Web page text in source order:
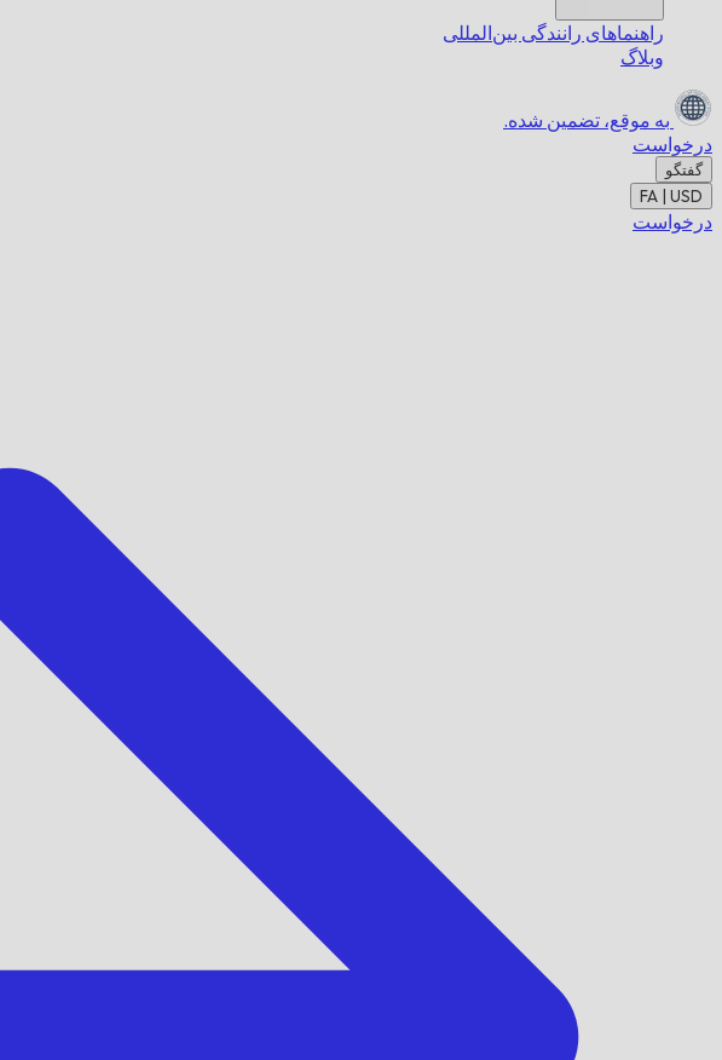
راهنماهای رانندگی بین‌المللی
وبلاگ
به موقع، تضمین شده.
درخواست
گفتگو
FA | USD
درخواست